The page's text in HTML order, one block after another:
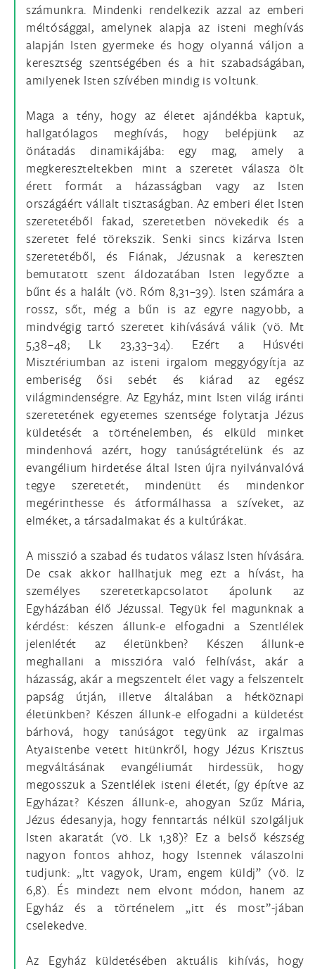
számunkra. Mindenki rendelkezik azzal az emberi
méltósággal, amelynek alapja az isteni meghívás
alapján Isten gyermeke és hogy olyanná váljon a
keresztség szentségében és a hit szabadságában,
amilyenek Isten szívében mindig is voltunk.
Maga a tény, hogy az életet ajándékba kaptuk,
hallgatólagos meghívás, hogy belépjünk az
önátadás dinamikájába: egy mag, amely a
megkereszteltekben mint a szeretet válasza ölt
érett formát a házasságban vagy az Isten
országáért vállalt tisztaságban. Az emberi élet Isten
szeretetéből fakad, szeretetben növekedik és a
szeretet felé törekszik. Senki sincs kizárva Isten
szeretetéből, és Fiának, Jézusnak a kereszten
bemutatott szent áldozatában Isten legyőzte a
bűnt és a halált (vö. Róm 8,31–39). Isten számára a
rossz, sőt, még a bűn is az egyre nagyobb, a
mindvégig tartó szeretet kihívásává válik (vö. Mt
5,38–48; Lk 23,33–34). Ezért a Húsvéti
Misztériumban az isteni irgalom meggyógyítja az
emberiség ősi sebét és kiárad az egész
világmindenségre. Az Egyház, mint Isten világ iránti
szeretetének egyetemes szentsége folytatja Jézus
küldetését a történelemben, és elküld minket
mindenhová azért, hogy tanúságtételünk és az
evangélium hirdetése által Isten újra nyilvánvalóvá
tegye szeretetét, mindenütt és mindenkor
megérinthesse és átformálhassa a szíveket, az
elméket, a társadalmakat és a kultúrákat.
A misszió a szabad és tudatos válasz Isten hívására.
De csak akkor hallhatjuk meg ezt a hívást, ha
személyes szeretetkapcsolatot ápolunk az
Egyházában élő Jézussal. Tegyük fel magunknak a
kérdést: készen állunk-e elfogadni a Szentlélek
jelenlétét az életünkben? Készen állunk-e
meghallani a misszióra való felhívást, akár a
házasság, akár a megszentelt élet vagy a felszentelt
papság útján, illetve általában a hétköznapi
életünkben? Készen állunk-e elfogadni a küldetést
bárhová, hogy tanúságot tegyünk az irgalmas
Atyaistenbe vetett hitünkről, hogy Jézus Krisztus
megváltásának evangéliumát hirdessük, hogy
megosszuk a Szentlélek isteni életét, így építve az
Egyházat? Készen állunk-e, ahogyan Szűz Mária,
Jézus édesanyja, hogy fenntartás nélkül szolgáljuk
Isten akaratát (vö. Lk 1,38)? Ez a belső készség
nagyon fontos ahhoz, hogy Istennek válaszolni
tudjunk: „Itt vagyok, Uram, engem küldj” (vö. Iz
6,8). És mindezt nem elvont módon, hanem az
Egyház és a történelem „itt és most”-jában
cselekedve.
Az Egyház küldetésében aktuális kihívás, hogy